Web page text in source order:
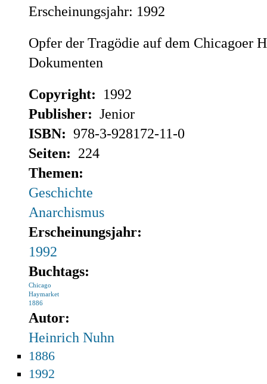
Erscheinungsjahr: 1992
Opfer der Tragödie auf dem Chicagoer
Dokumenten
Copyright: 1992
Publisher: Jenior
ISBN: 978-3-928172-11-0
Seiten: 224
Themen:
Geschichte
Anarchismus
Erscheinungsjahr:
1992
Buchtags:
Chicago
Haymarket
1886
Autor:
Heinrich Nuhn
1886
1992